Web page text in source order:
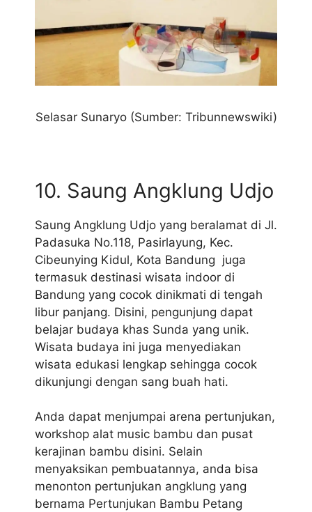
Selasar Sunaryo (Sumber: Tribunnewswiki)
10. Saung Angklung Udjo
Saung Angklung Udjo yang beralamat di Jl.
Padasuka No.118, Pasirlayung, Kec.
Cibeunying Kidul, Kota Bandung juga
termasuk destinasi wisata indoor di
Bandung yang cocok dinikmati di tengah
libur panjang. Disini, pengunjung dapat
belajar budaya khas Sunda yang unik.
Wisata budaya ini juga menyediakan
wisata edukasi lengkap sehingga cocok
dikunjungi dengan sang buah hati.
Anda dapat menjumpai arena pertunjukan,
workshop alat music bambu dan pusat
kerajinan bambu disini. Selain
menyaksikan pembuatannya, anda bisa
menonton pertunjukan angklung yang
bernama Pertunjukan Bambu Petang